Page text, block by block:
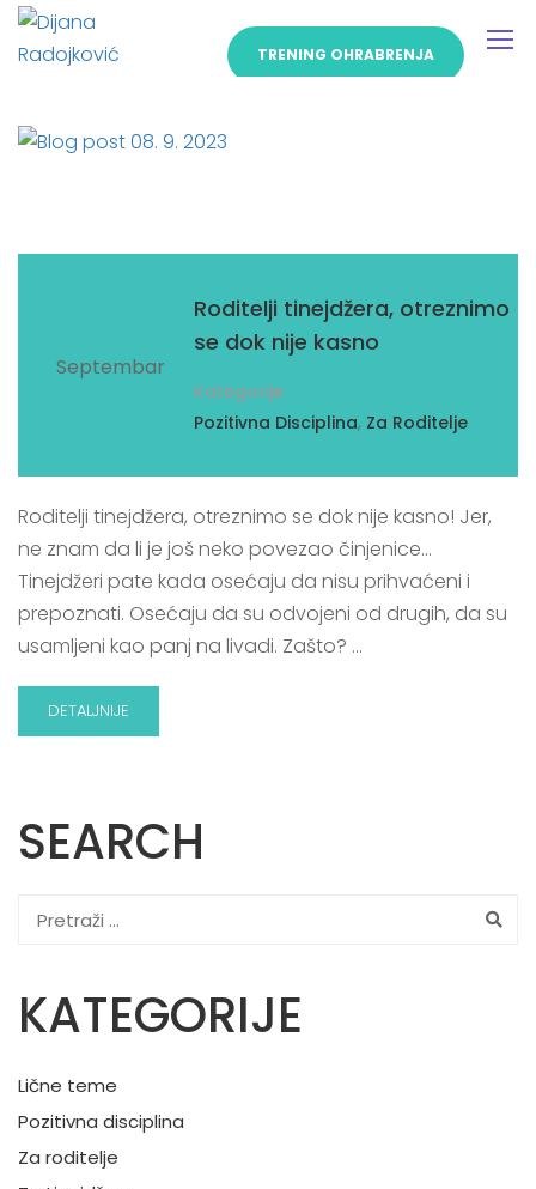
TRENING OHRABRENJA
Septembar
Roditelji tinejdžera, otreznimo
se dok nije kasno
Kategorije
Pozitivna Disciplina, Za Roditelje
Roditelji tinejdžera, otreznimo se dok nije kasno! Jer,
ne znam da li je još neko povezao činjenice…
Tinejdžeri pate kada osećaju da nisu prihvaćeni i
prepoznati. Osećaju da su odvojeni od drugih, da su
usamljeni kao panj na livadi. Zašto? …
DETALJNIJE
SEARCH
KATEGORIJE
Lične teme
Pozitivna disciplina
Za roditelje